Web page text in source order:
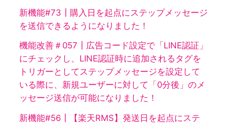
新機能#73┃購入日を起点にステップメッセージ
を送信できるようになりました！
機能改善＃057┃広告コード設定で「LINE認証」
にチェックし、LINE認証時に追加されるタグを
トリガーとしてステップメッセージを設定して
いる際に、新規ユーザーに対して「0分後」のメ
ッセージ送信が可能になりました！
新機能#56┃【楽天RMS】発送日を起点にステ